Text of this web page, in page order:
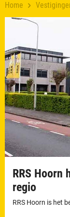
Home
RRS Hoorn
regio
RRS Hoorn is het